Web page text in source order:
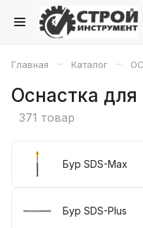
Главная – Каталог –
Оснастка
371 товар
Бур SDS-Max
Бур SDS-Plus